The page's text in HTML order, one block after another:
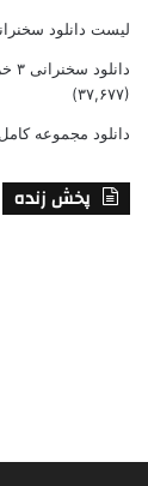
لیست دانلود
دانلود سخنرانی ۳ خرداد ۹۴ با موضوع من ریویزیونیست‌ام، پس هستم!
(۳۷,۶۷۷)
دانلود مجموعه
پخش زنده